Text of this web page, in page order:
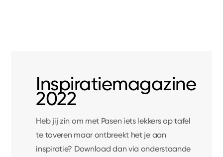
Inspiratiemagazine
2022
Heb jij zin om met Pasen iets lekkers op tafel
te toveren maar ontbreekt het je aan
inspiratie? Download dan via onderstaande